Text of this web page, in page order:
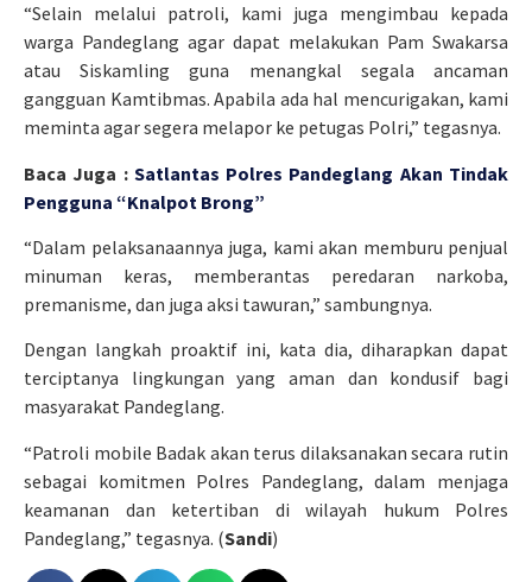
“Selain melalui patroli, kami juga mengimbau kepada
warga Pandeglang agar dapat melakukan Pam Swakarsa
atau Siskamling guna menangkal segala ancaman
gangguan Kamtibmas. Apabila ada hal mencurigakan, kami
meminta agar segera melapor ke petugas Polri,” tegasnya.
Baca Juga : Satlantas Polres Pandeglang Akan Tindak
Pengguna “Knalpot Brong”
“Dalam pelaksanaannya juga, kami akan memburu penjual
minuman keras, memberantas peredaran narkoba,
premanisme, dan juga aksi tawuran,” sambungnya.
Dengan langkah proaktif ini, kata dia, diharapkan dapat
terciptanya lingkungan yang aman dan kondusif bagi
masyarakat Pandeglang.
“Patroli mobile Badak akan terus dilaksanakan secara rutin
sebagai komitmen Polres Pandeglang, dalam menjaga
keamanan dan ketertiban di wilayah hukum Polres
Pandeglang,” tegasnya. (Sandi)